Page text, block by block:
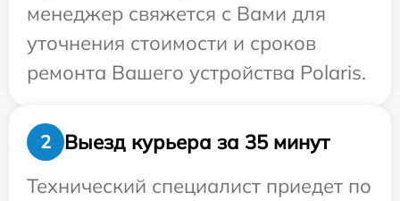
менеджер свяжется с Вами для
уточнения стоимости и сроков
ремонта Вашего устройства Polaris.
2
Выезд курьера за 35 минут
Технический специалист приедет по